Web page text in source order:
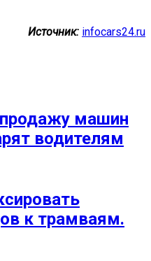
Источник: infocars24.ru
машин
водителям
к трамваям.